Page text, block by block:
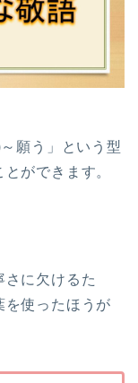
願う」という型
ができます。
さに欠けるた
を使ったほうが